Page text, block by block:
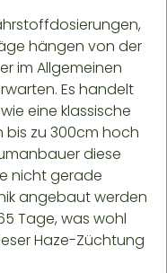
hängen von der
im Allgemeinen
Es handelt
eine klassische
bis zu 300cm hoch
diese
nicht gerade
angebaut werden
Tage, was wohl
Haze-Züchtung